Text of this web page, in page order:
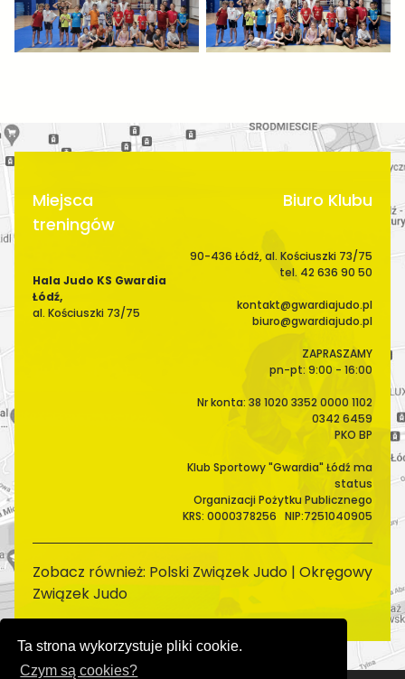
Ta strona wykorzystuje pliki cookie.
Czym są cookies?
Miejsca
treningów
Hala Judo KS Gwardia
Łódź,
al. Kościuszki 73/75
Biuro Klubu
90-436 Łódź, al. Kościuszki 73/75
tel. 42 636 90 50
kontakt@gwardiajudo.pl
biuro@gwardiajudo.pl
ZAPRASZAMY
pn-pt: 9:00 - 16:00
Nr konta: 38 1020 3352 0000 1102
0342 6459
PKO BP
Klub Sportowy "Gwardia" Łódź ma
status
Organizacji Pożytku Publicznego
KRS: 0000378256 NIP:7251040905
Zobacz również: Polski Związek Judo | Okręgowy
Związek Judo